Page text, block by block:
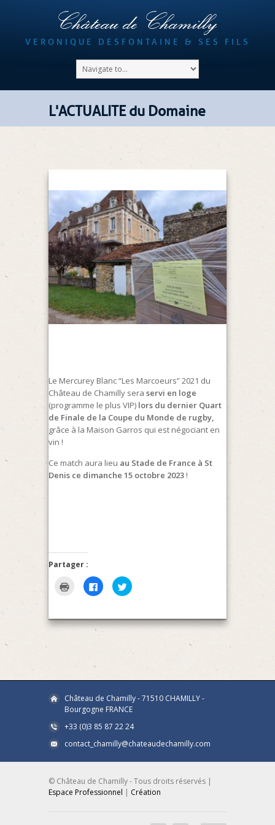
Château de Chamilly
VERONIQUE DESFONTAINE & SES FILS
L'ACTUALITE du Domaine
Le Mercurey Blanc “Les Marcoeurs” 2021 du
Château de Chamilly sera servi en loge
(programme le plus VIP) lors du dernier Quart
de Finale de la Coupe du Monde de rugby,
grâce à la Maison Garros qui est négociant en
vin !
Ce match aura lieu au Stade de France à St
Denis ce dimanche 15 octobre 2023 !
Partager :
Click
new
window)
Click
to
share
(Opens
in
Click
to
(Opens
in
Château de Chamilly - 71510 CHAMILLY -
Bourgogne FRANCE
+33 (0)3 85 87 22 24
contact_chamilly@chateaudechamilly.com
© Château de Chamilly - Tous droits réservés |
Espace Professionnel | Création